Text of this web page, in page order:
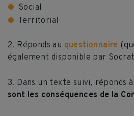
Social
Territorial
2. Réponds au questionnaire
également disponible par
3. Dans un texte suivi, réponds
sont les conséquences de la